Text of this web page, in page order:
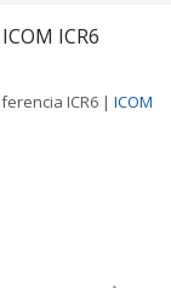
ICOM ICR6
ICR6 | ICOM